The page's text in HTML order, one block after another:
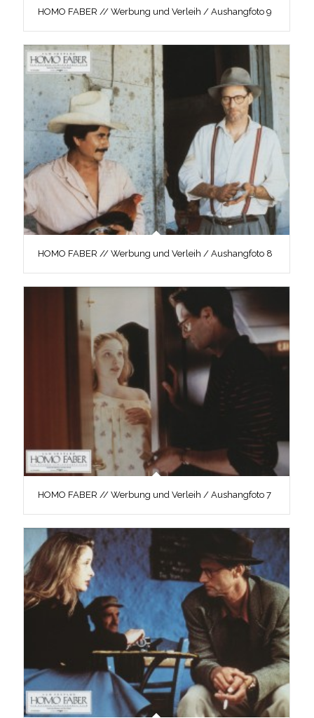
HOMO FABER // Werbung und Verleih / Aushangfoto 9
HOMO FABER // Werbung und Verleih / Aushangfoto 8
HOMO FABER // Werbung und Verleih / Aushangfoto 7